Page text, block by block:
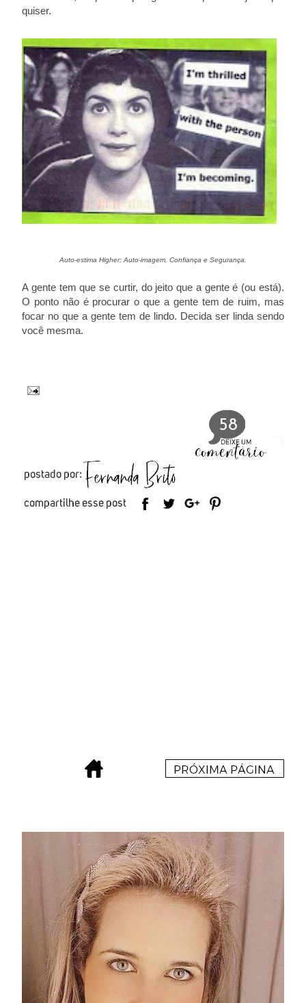
quiser.
Auto-estima Higher; Auto-imagem, Confiança e Segurança.
A gente tem que se curtir, do jeito que a gente é (ou está).
O ponto não é procurar o que a gente tem de ruim, mas
focar no que a gente tem de lindo. Decida ser linda sendo
você mesma.
58